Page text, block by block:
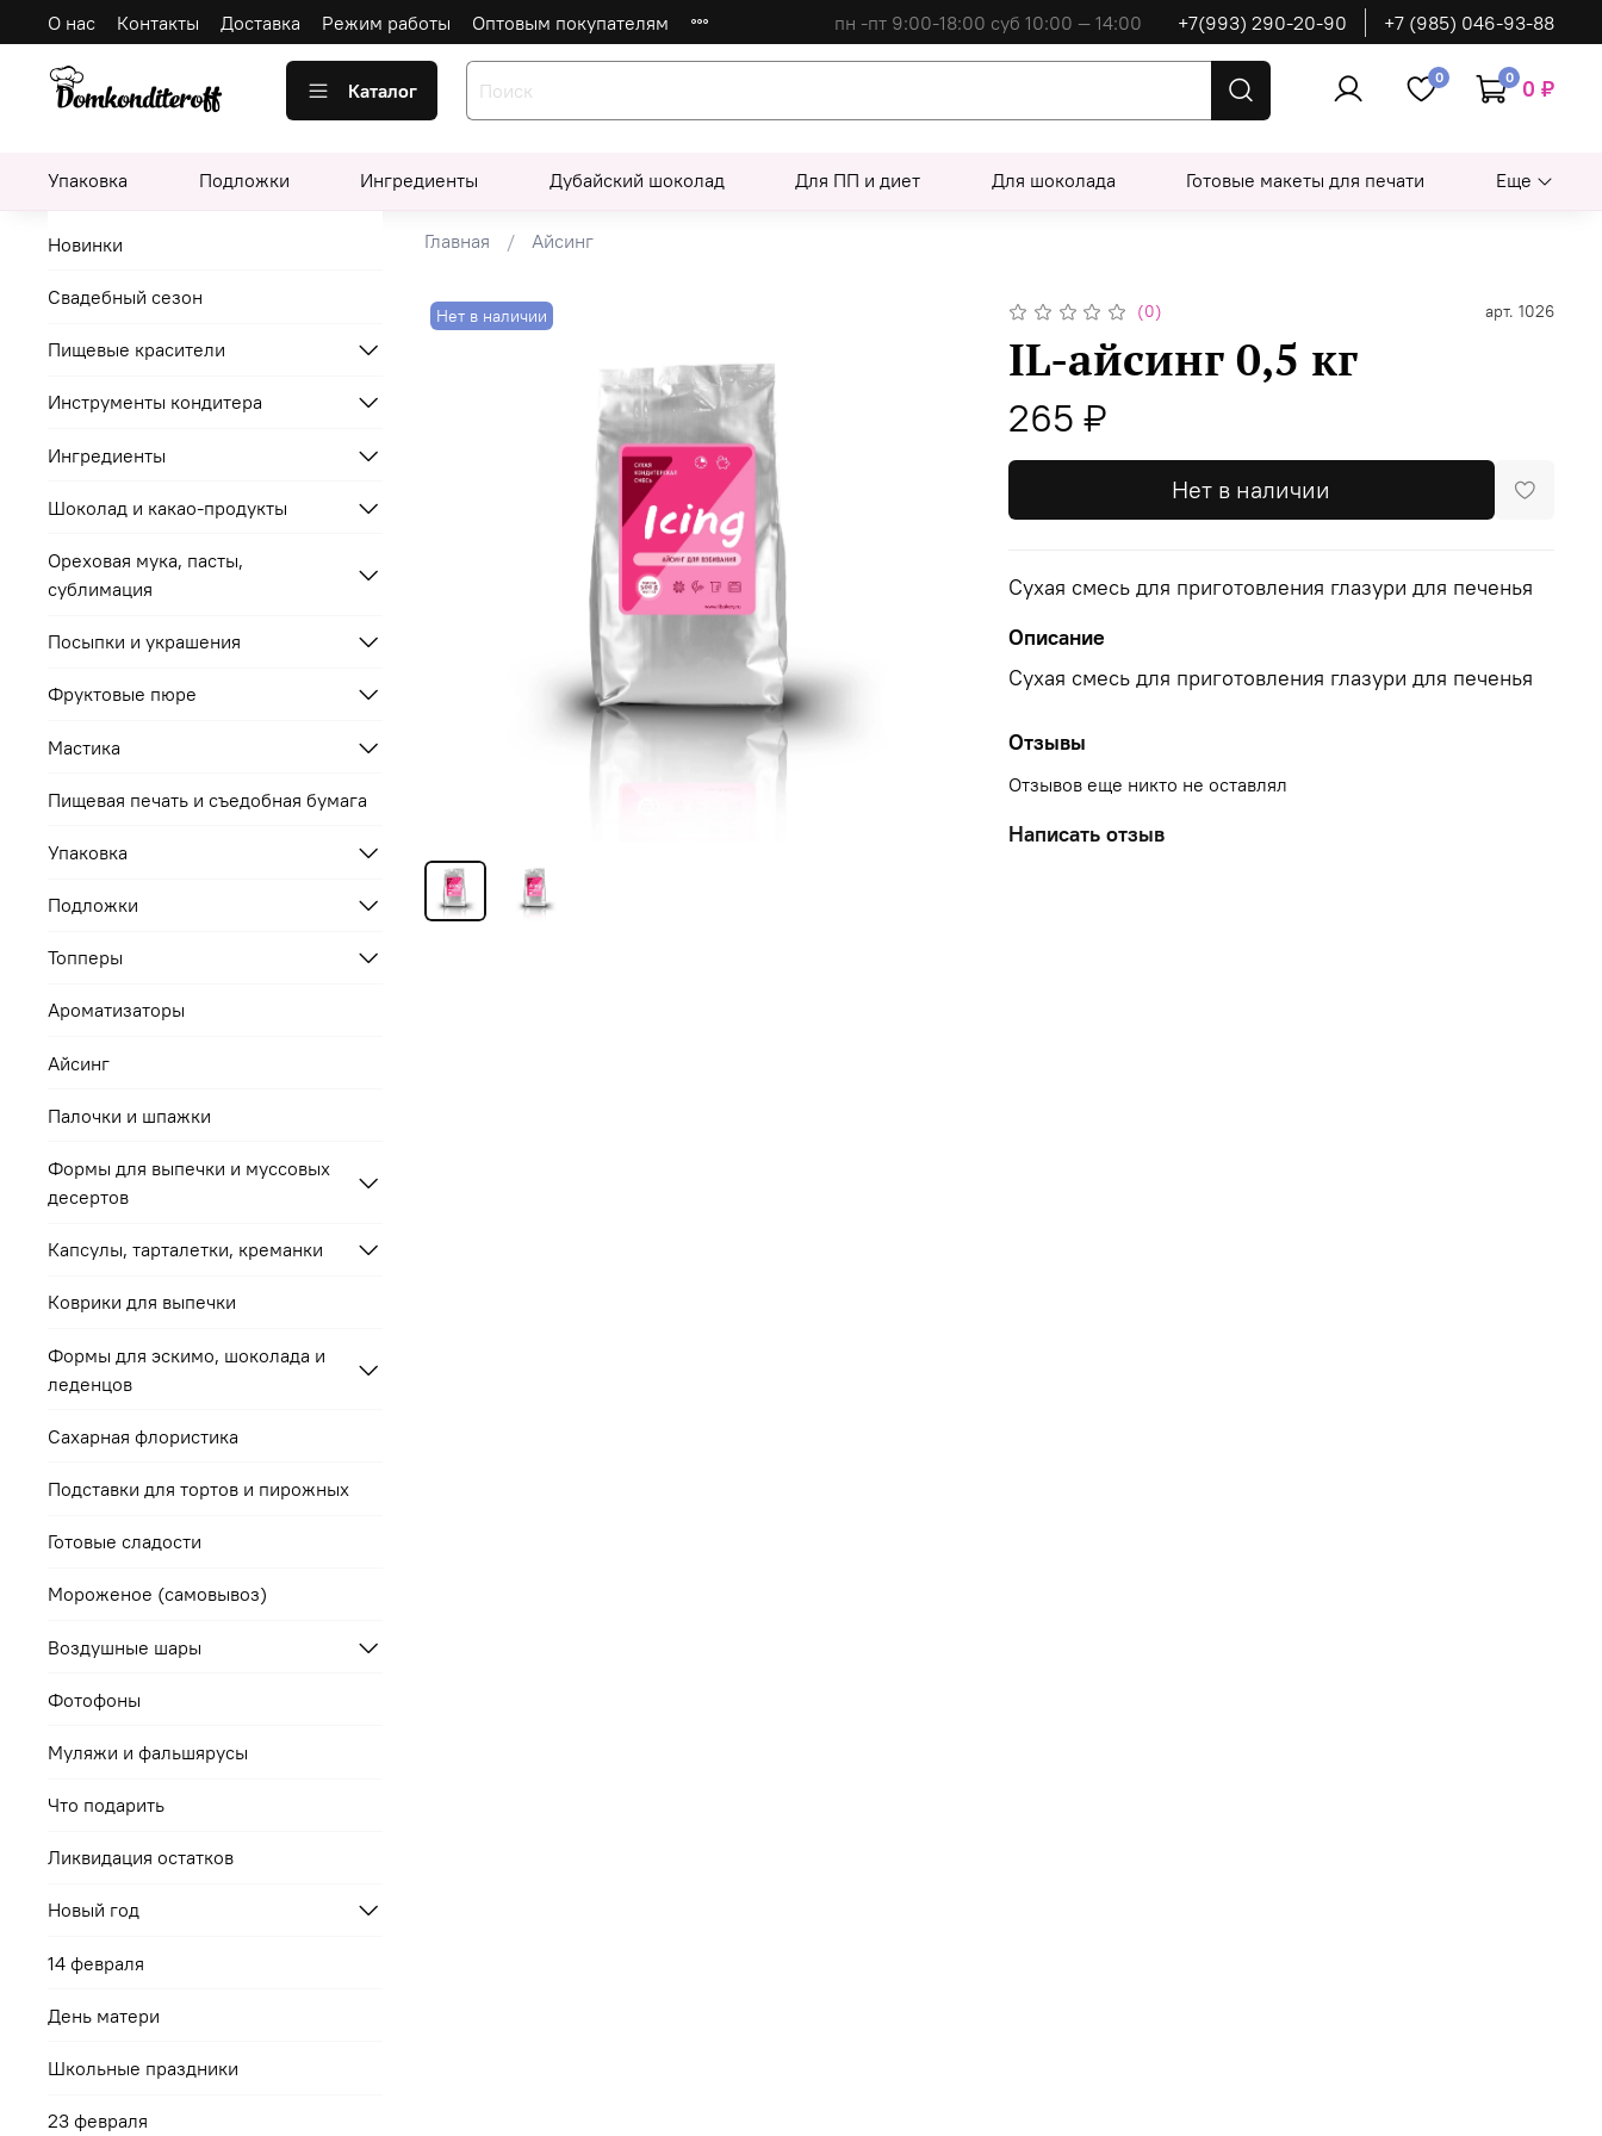
О нас Контакты Доставка Режим работы Оптовым покупателям пн -пт 9:00-18:00 суб 10:00 — 14:00 +7(993) 290-20-90 +7 (985) 046-93-88
Каталог
0 0 0 ₽
Упаковка Подложки Ингредиенты Дубайский шоколад Для ПП и диет Для шоколада Готовые макеты для печати Еще
Главная Айсинг
Нет в наличии (0) арт. 1026
IL-айсинг 0,5 кг
265 ₽
Нет в наличии
Сухая смесь для приготовления глазури для печенья
Описание
Сухая смесь для приготовления глазури для печенья
Отзывы
Отзывов еще никто не оставлял
Написать отзыв
Новинки
Свадебный сезон
Пищевые красители
Инструменты кондитера
Ингредиенты
Шоколад и какао-продукты
Ореховая мука, пасты,
сублимация
Посыпки и украшения
Фруктовые пюре
Мастика
Пищевая печать и съедобная бумага
Упаковка
Подложки
Топперы
Ароматизаторы
Айсинг
Палочки и шпажки
Формы для выпечки и муссовых
десертов
Капсулы, тарталетки, креманки
Коврики для выпечки
Формы для эскимо, шоколада и
леденцов
Сахарная флористика
Подставки для тортов и пирожных
Готовые сладости
Мороженое (самовывоз)
Воздушные шары
Фотофоны
Муляжи и фальшярусы
Что подарить
Ликвидация остатков
Новый год
14 февраля
День матери
Школьные праздники
23 февраля